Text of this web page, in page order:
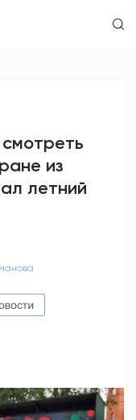
из
летний